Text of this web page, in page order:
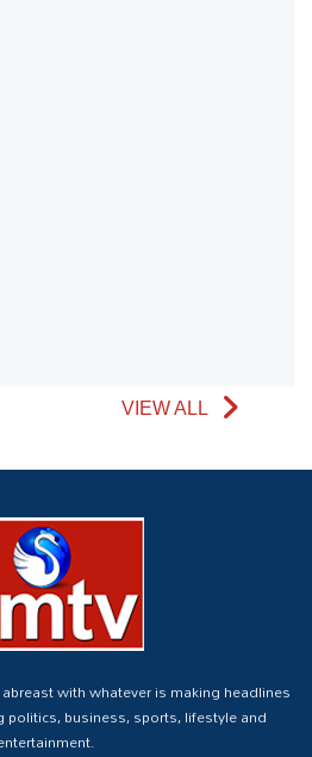
VIEW ALL
with whatever is making headlines
business, sports, lifestyle and